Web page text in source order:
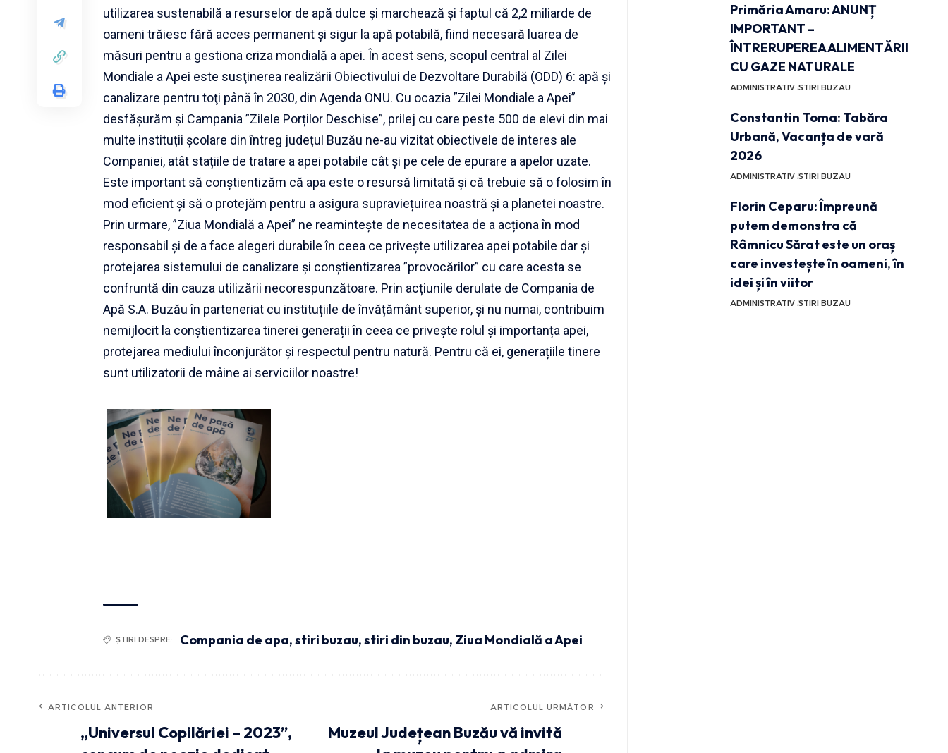
utilizarea sustenabilă a resurselor de apă dulce și marchează şi faptul că 2,2 miliarde de
oameni trăiesc fără acces permanent şi sigur la apă potabilă, fiind necesară luarea de
măsuri pentru a gestiona criza mondială a apei. În acest sens, scopul central al Zilei
Mondiale a Apei este susţinerea realizării Obiectivului de Dezvoltare Durabilă (ODD) 6: apă şi
canalizare pentru toţi până în 2030, din Agenda ONU. Cu ocazia ”Zilei Mondiale a Apei”
desfășurăm și Campania ”Zilele Porților Deschise”, prilej cu care peste 500 de elevi din mai
multe instituții școlare din întreg județul Buzău ne-au vizitat obiectivele de interes ale
Companiei, atât stațiile de tratare a apei potabile cât și pe cele de epurare a apelor uzate.
Este important să conștientizăm că apa este o resursă limitată și că trebuie să o folosim în
mod eficient și să o protejăm pentru a asigura supraviețuirea noastră și a planetei noastre.
Prin urmare, ”Ziua Mondială a Apei” ne reamintește de necesitatea de a acționa în mod
responsabil și de a face alegeri durabile în ceea ce privește utilizarea apei potabile dar și
protejarea sistemului de canalizare și conștientizarea ”provocărilor” cu care acesta se
confruntă din cauza utilizării necorespunzătoare. Prin acțiunile derulate de Compania de
Apă S.A. Buzău în parteneriat cu instituțiile de învățământ superior, și nu numai, contribuim
nemijlocit la conștientizarea tinerei generații în ceea ce privește rolul și importanța apei,
protejarea mediului înconjurător și respectul pentru natură. Pentru că ei, generațiile tinere
sunt utilizatorii de mâine ai serviciilor noastre!
ȘTIRI DESPRE: Compania de apa,stiri buzau,stiri din buzau, Ziua Mondială a Apei
ARTICOLUL ANTERIOR
„Universul Copilăriei – 2023”,
ARTICOLUL URMĂTOR
Muzeul Județean Buzău vă invită
Primăria Amaru: ANUNȚ
IMPORTANT –
ÎNTRERUPEREA ALIMENTĂRII
CU GAZE NATURALE
ADMINISTRATIV STIRI BUZAU
Constantin Toma: Tabăra
Urbană, Vacanța de vară
2026
ADMINISTRATIV STIRI BUZAU
Florin Ceparu: Împreună
putem demonstra că
Râmnicu Sărat este un oraș
care investește în oameni, în
idei și în viitor
ADMINISTRATIV STIRI BUZAU